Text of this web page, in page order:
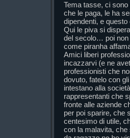
Tema tasse, ci sono
che le paga, le ha
dipendenti, e
Qui le piva si
del secolo… poi non
come piranha
Amici liberi
incazzarvi (e ne
professionisti che
dovuto, fatelo con
intestano alla
rappresentanti che
fronte alle aziende
per poi sparire, che
centesimo di utile,
con la malavita,